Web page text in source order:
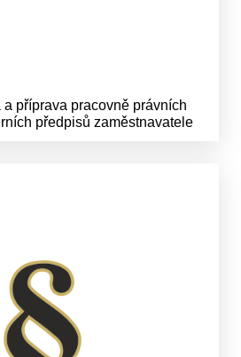
a příprava pracovně právních
předpisů zaměstnavatele